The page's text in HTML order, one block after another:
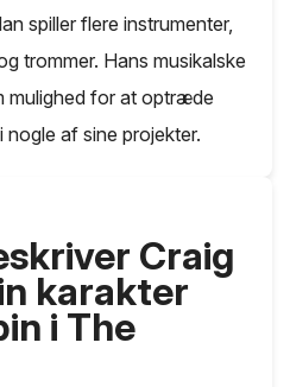
spiller flere instrumenter,
trommer. Hans musikalske
mulighed for at optræde
af sine projekter.
Craig
karakter
i The